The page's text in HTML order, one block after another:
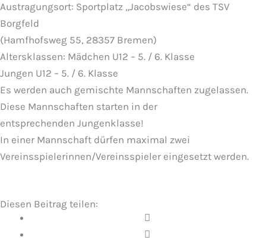
Austragungsort: Sportplatz „Jacobswiese“ des TSV
Borgfeld
(Hamfhofsweg 55, 28357 Bremen)
Altersklassen: Mädchen U12 – 5. / 6. Klasse
Jungen U12 – 5. / 6. Klasse
Es werden auch gemischte Mannschaften zugelassen.
Diese Mannschaften starten in der
entsprechenden Jungenklasse!
In einer Mannschaft dürfen maximal zwei
Vereinsspielerinnen/Vereinsspieler eingesetzt werden.
Diesen Beitrag teilen: